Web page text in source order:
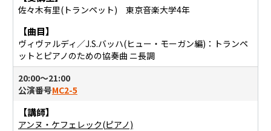
佐々木有里(トランペット) 東京音楽大学4年
【曲目】
ヴィヴァルディ／J.S.バッハ(ヒュー・モーガン編)：トランペ
ットとピアノのための協奏曲 ニ長調
20:00〜21:00
公演番号MC2-5
【講師】
アンヌ・ケフェレック(ピアノ)